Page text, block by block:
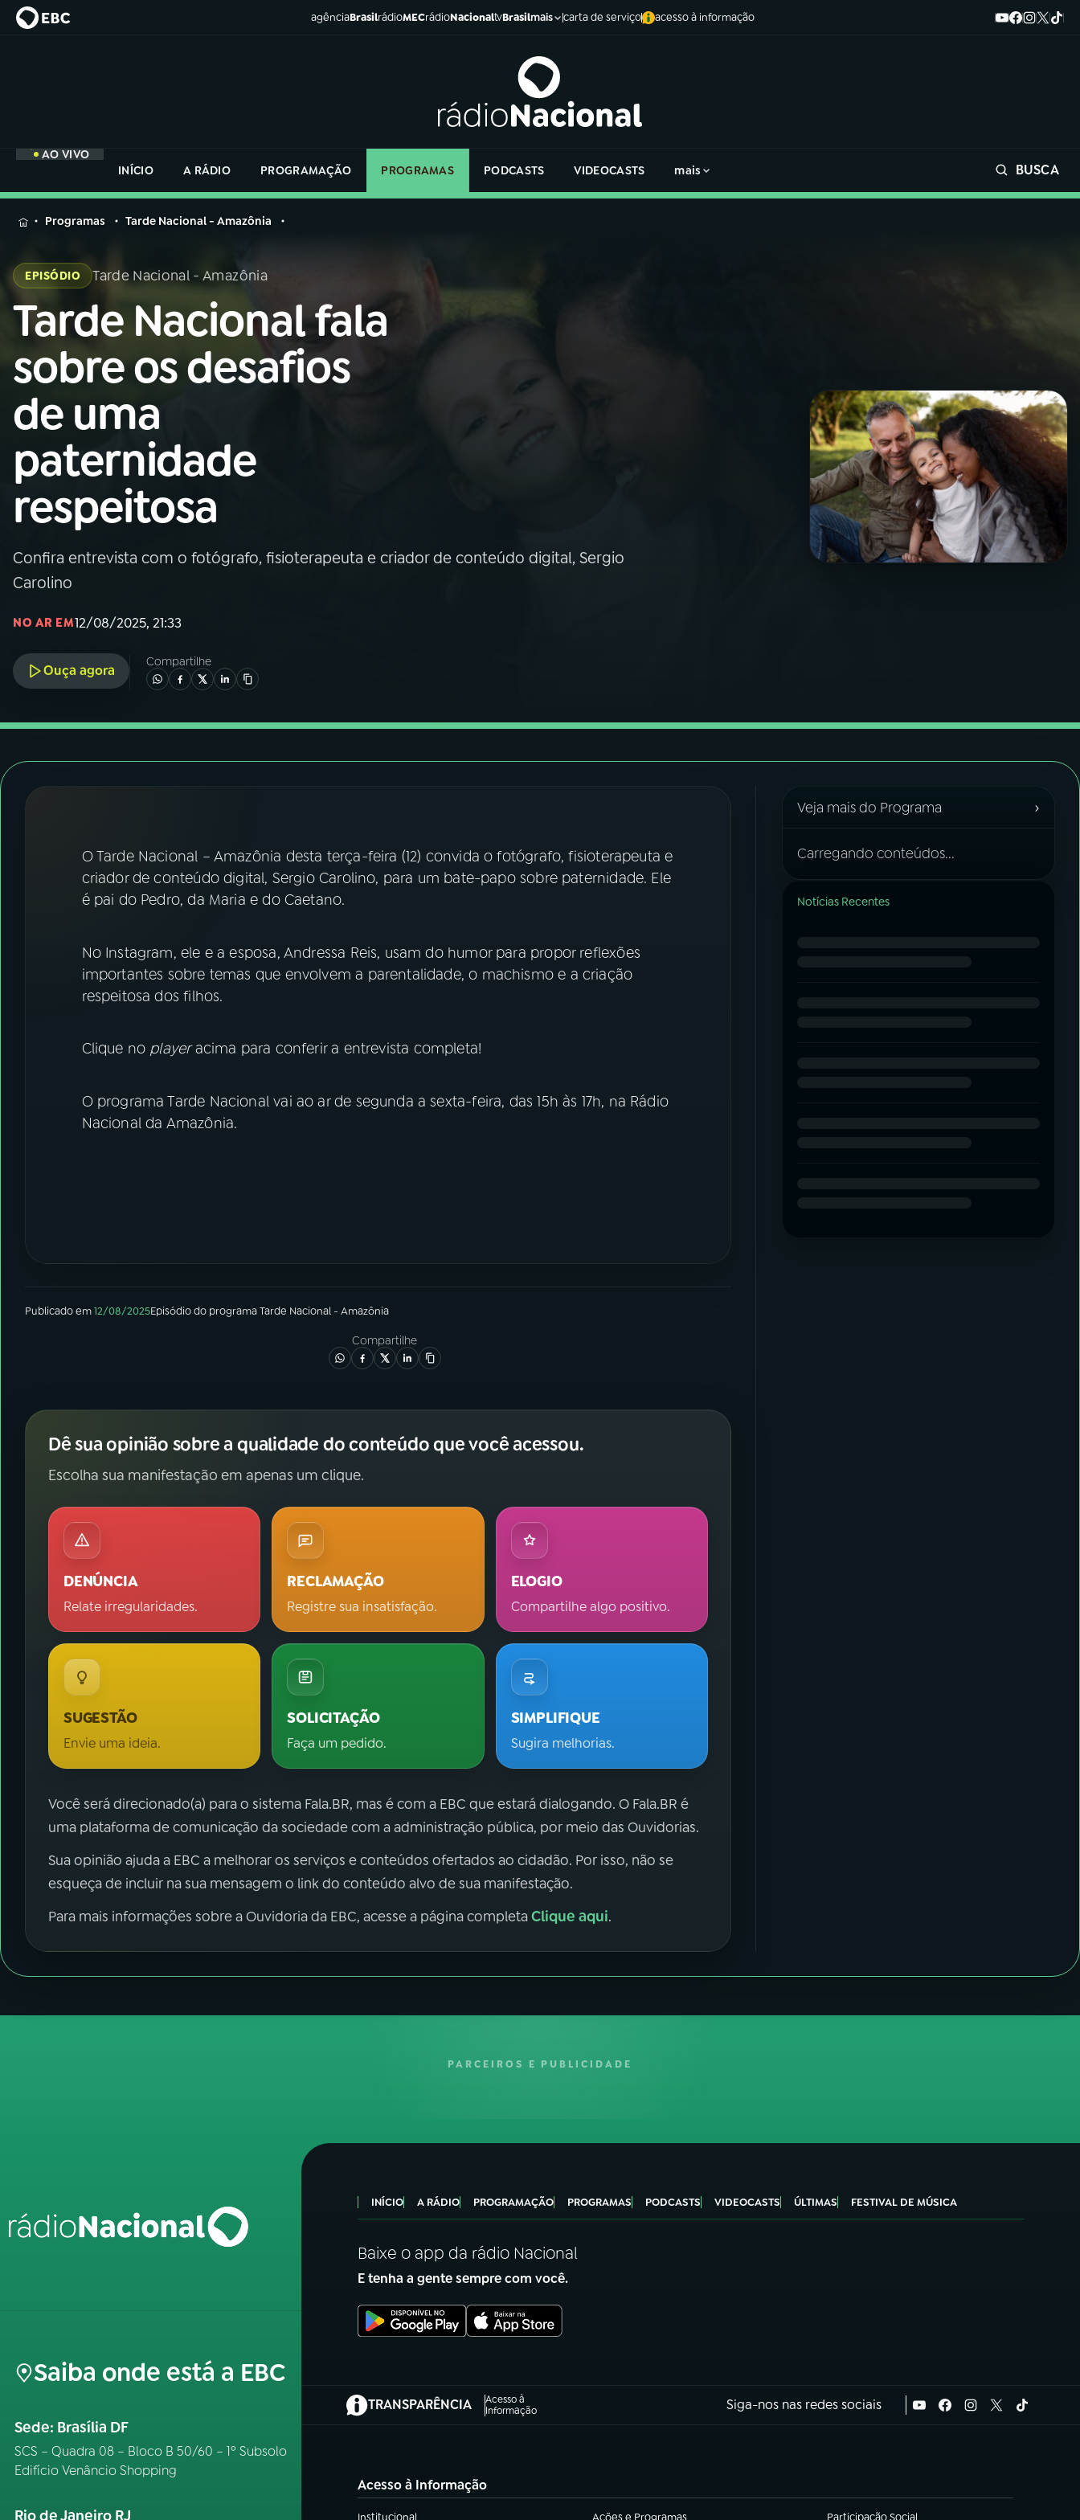
agênciaBrasilrádioMECrádioNacionaltvBrasilmais carta de serviço acesso à informação
AO VIVO
INÍCIO
A RÁDIO PROGRAMAÇÃO PROGRAMAS PODCASTS VIDEOCASTS mais BUSCA
MENU
Buscar
na
Rádio
Nacional
01 INÍCIO
02A RÁDIO
03PROGRAMAÇÃO
04PROGRAMAS
05 PODCASTS
06VIDEOCASTS
07ÚLTIMAS
YouTube Facebook
Instagram X
na
Rádio
Programas Tarde Nacional - Amazônia
EPISÓDIO Tarde Nacional - Amazônia
Tarde Nacional fala
sobre os desafios
de uma
paternidade
respeitosa
Confira entrevista com o fotógrafo, fisioterapeuta e criador de conteúdo digital, Sergio
Carolino
NO AR EM12/08/2025, 21:33
Ouça agora
Compartilhe
O Tarde Nacional – Amazônia desta terça-feira (12) convida o fotógrafo, fisioterapeuta e
criador de conteúdo digital, Sergio Carolino, para um bate-papo sobre paternidade. Ele
é pai do Pedro, da Maria e do Caetano.
No Instagram, ele e a esposa, Andressa Reis, usam do humor para propor reflexões
importantes sobre temas que envolvem a parentalidade, o machismo e a criação
respeitosa dos filhos.
Clique no playeracima para conferir a entrevista completa!
O programa Tarde Nacional vai ao ar de segunda a sexta-feira, das 15h às 17h, na Rádio
Nacional da Amazônia.
Publicado em12/08/2025Episódiodo programaTarde Nacional - Amazônia
Compartilhe
Dê sua opinião sobre a qualidade do conteúdo que você acessou.
Escolha sua manifestação em apenas um clique.
DENÚNCIA
Relate irregularidades.
RECLAMAÇÃO
Registre sua insatisfação.
ELOGIO
Compartilhe algo positivo.
SUGESTÃO
Envie uma ideia.
SOLICITAÇÃO
Faça um pedido.
SIMPLIFIQUE
Sugira melhorias.
Você será direcionado(a) para o sistema Fala.BR, mas é com a EBC que estará dialogando. O Fala.BR é
uma plataforma de comunicação da sociedade com a administração pública, por meio das Ouvidorias.
Sua opinião ajuda a EBC a melhorar os serviços e conteúdos ofertados ao cidadão. Por isso, não se
esqueça de incluir na sua mensagem o link do conteúdo alvo de sua manifestação.
Para mais informações sobre a Ouvidoria da EBC, acesse a página completaClique aqui.
Veja mais do Programa ›
Carregando conteúdos...
Notícias Recentes
PARCEIROS E PUBLICIDADE
Saiba onde está a EBC
Sede: Brasília DF
SCS – Quadra 08 – Bloco B 50/60 – 1º Subsolo
Edifício Venâncio Shopping
Rio de Janeiro RJ
INÍCIO A RÁDIO PROGRAMAÇÃO PROGRAMAS PODCASTS VIDEOCASTS ÚLTIMAS FESTIVAL DE MÚSICA
Baixe o app da rádio Nacional
E tenha a gente sempre com você.
TRANSPARÊNCIA
Acesso à
Informação
(abre em nova aba) Siga-nos nas redes sociais
Acesso à Informação
Institucional Ações e Programas Participação Social